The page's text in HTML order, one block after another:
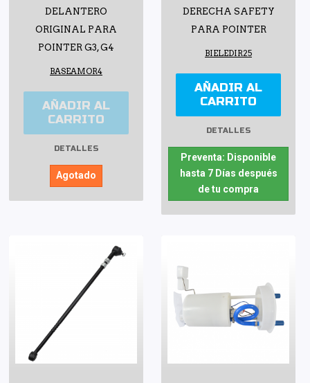
DELANTERO
ORIGINAL PARA
POINTER G3, G4
BASEAMOR4
AÑADIR AL
CARRITO
DETALLES
Agotado
DERECHA SAFETY
PARA POINTER
BIELEDIR25
AÑADIR AL
CARRITO
DETALLES
Preventa: Disponible
hasta 7 Días después
de tu compra